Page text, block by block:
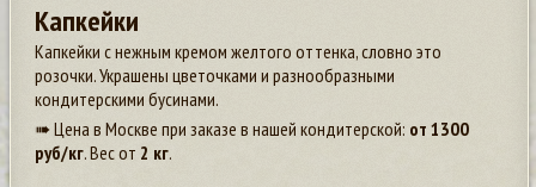
Капкейки
Капкейки с нежным кремом желтого оттенка, словно это
розочки. Украшены цветочками и разнообразными
кондитерскими бусинами.
➠ Цена в Москве при заказе в нашей кондитерской: от 1300
руб/кг. Вес от 2 кг.